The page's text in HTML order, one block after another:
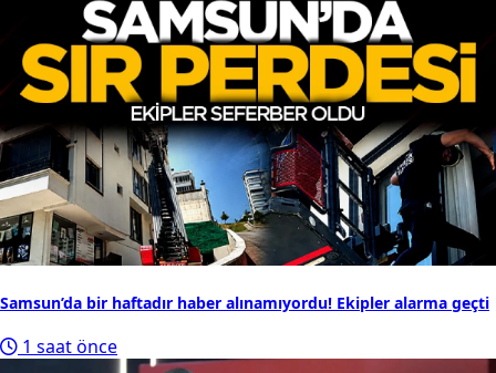
Samsun’da bir haftadır haber alınamıyordu! Ekipler alarma geçti
1 saat önce